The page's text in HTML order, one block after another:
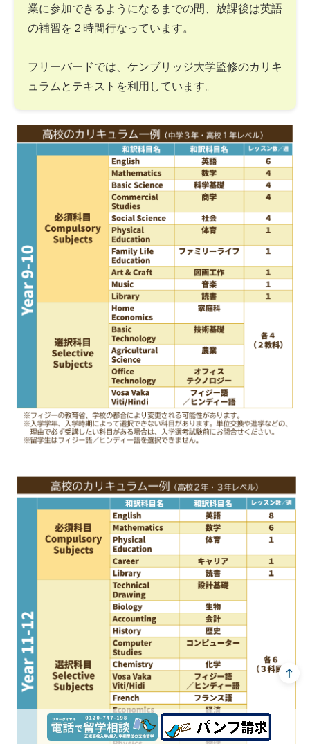
業に参加できるようになるまでの間、放課後は英語
の補習を２時間行なっています。
フリーバードでは、ケンブリッジ大学監修のカリキ
ュラムとテキストを利用しています。